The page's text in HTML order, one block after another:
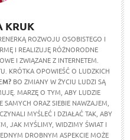
KRUK
ROZWOJU OSOBISTEGO I
I REALIZUJĘ RÓŻNORODNE
I ZWIĄZANE Z INTERNETEM.
KRÓTKA OPOWIEŚĆ O LUDZKICH
BO ZMIANY W ŻYCIU LUDZI SĄ
MARZĘ O TYM, ABY LUDZIE
SAMYCH ORAZ SIEBIE NAWZAJEM,
MYŚLEĆ I DZIAŁAĆ TAK, ABY
JAK MYŚLIMY, WIDZIMY ŚWIAT I
DROBNYM ASPEKCIE MOŻE